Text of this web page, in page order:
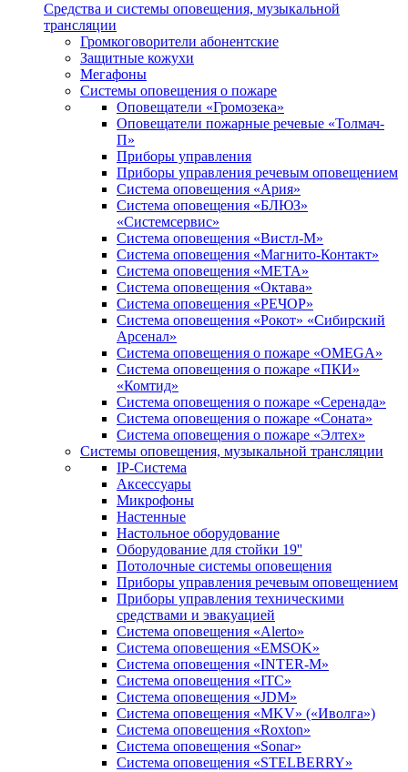
Средства и системы оповещения, музыкальной
трансляции
Громкоговорители абонентские
Защитные кожухи
Мегафоны
Системы оповещения о пожаре
Оповещатели «Громозека»
Оповещатели пожарные речевые «Толмач-
П»
Приборы управления
Приборы управления речевым оповещением
Система оповещения «Ария»
Система оповещения «БЛЮЗ»
«Системсервис»
Система оповещения «Вистл-М»
Система оповещения «Магнито-Контакт»
Система оповещения «МЕТА»
Система оповещения «Октава»
Система оповещения «РЕЧОР»
Система оповещения «Рокот» «Сибирский
Арсенал»
Система оповещения о пожаре «OMEGA»
Система оповещения о пожаре «ПКИ»
«Комтид»
Система оповещения о пожаре «Серенада»
Система оповещения о пожаре «Соната»
Система оповещения о пожаре «Элтех»
Системы оповещения, музыкальной трансляции
IP-Система
Аксессуары
Микрофоны
Настенные
Настольное оборудование
Оборудование для стойки 19''
Потолочные системы оповещения
Приборы управления речевым оповещением
Приборы управления техническими
средствами и эвакуацией
Система оповещения «Alerto»
Система оповещения «EMSOK»
Система оповещения «INTER-M»
Система оповещения «ITC»
Система оповещения «JDM»
Система оповещения «MKV» («Иволга»)
Система оповещения «Roxton»
Система оповещения «Sonar»
Система оповещения «STELBERRY»